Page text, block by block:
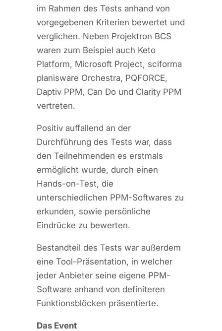
im Rahmen des Tests anhand von
vorgegebenen Kriterien bewertet und
verglichen. Neben Projektron BCS
waren zum Beispiel auch Keto
Platform, Microsoft Project, sciforma
planisware Orchestra, PQFORCE,
Daptiv PPM, Can Do und Clarity PPM
vertreten.
Positiv auffallend an der
Durchführung des Tests war, dass
den Teilnehmenden es erstmals
ermöglicht wurde, durch einen
Hands-on-Test, die
unterschiedlichen PPM-Softwares zu
erkunden, sowie persönliche
Eindrücke zu bewerten.
Bestandteil des Tests war außerdem
eine Tool-Präsentation, in welcher
jeder Anbieter seine eigene PPM-
Software anhand von definiteren
Funktionsblöcken präsentierte.
Das Event